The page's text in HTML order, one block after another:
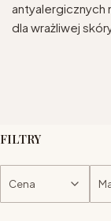
antyalergicznych
dla wrażliwej
FILTRY
Cena